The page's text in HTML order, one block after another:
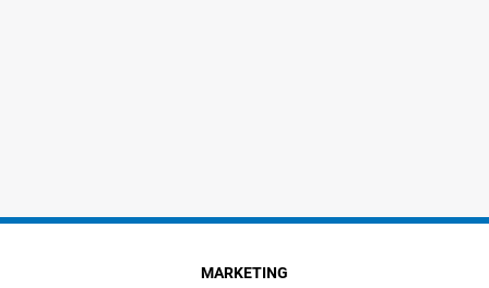
MARKETING